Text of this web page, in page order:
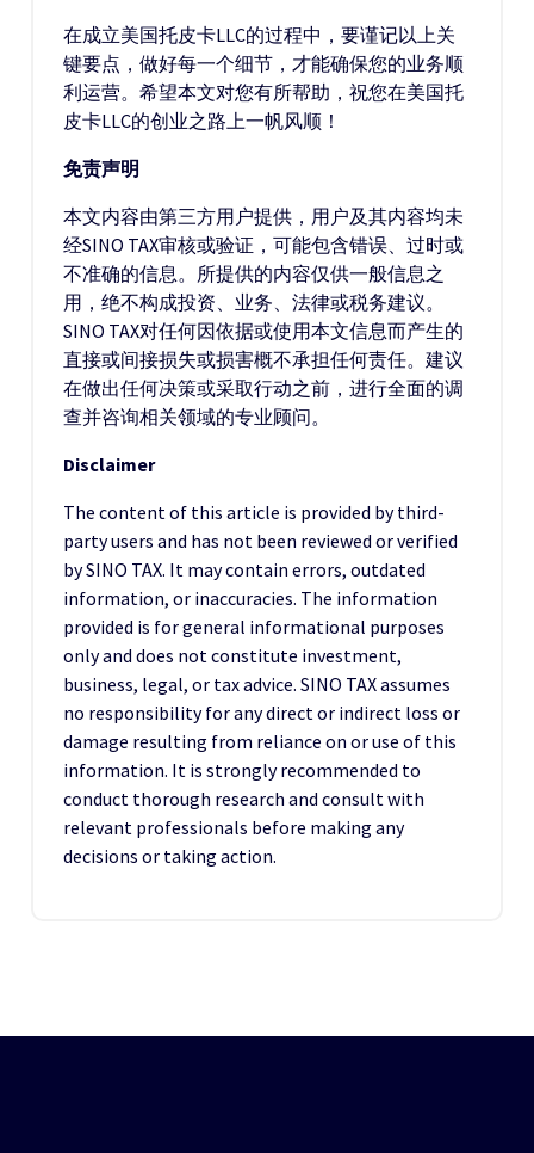
在成立美国托皮卡LLC的过程中，要谨记以上关
键要点，做好每一个细节，才能确保您的业务顺
利运营。希望本文对您有所帮助，祝您在美国托
皮卡LLC的创业之路上一帆风顺！
免责声明
本文内容由第三方用户提供，用户及其内容均未
经SINO TAX审核或验证，可能包含错误、过时或
不准确的信息。所提供的内容仅供一般信息之
用，绝不构成投资、业务、法律或税务建议。
SINO TAX对任何因依据或使用本文信息而产生的
直接或间接损失或损害概不承担任何责任。建议
在做出任何决策或采取行动之前，进行全面的调
查并咨询相关领域的专业顾问。
Disclaimer
The content of this article is provided by third-
party users and has not been reviewed or verified
by SINO TAX. It may contain errors, outdated
information, or inaccuracies. The information
provided is for general informational purposes
only and does not constitute investment,
business, legal, or tax advice. SINO TAX assumes
no responsibility for any direct or indirect loss or
damage resulting from reliance on or use of this
information. It is strongly recommended to
conduct thorough research and consult with
relevant professionals before making any
decisions or taking action.